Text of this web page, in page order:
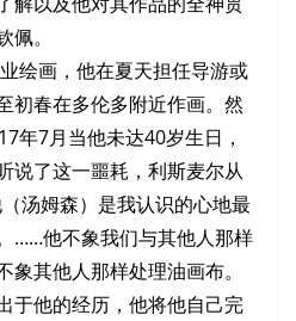
。
绘画，他在夏天担任导游或
初春在多伦多附近作画。然
年7月当他未达40岁生日，
说了这一噩耗，利斯麦尔从
汤姆森）是我认识的心地最
……他不象我们与其他人那样
其他人那样处理油画布。
于他的经历，他将他自己完